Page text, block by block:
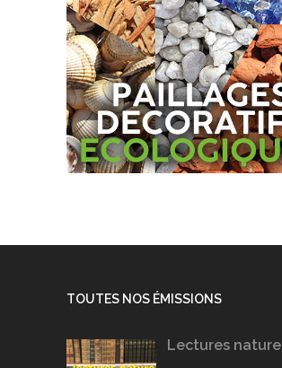
TOUTES NOS ÉMISSIONS
Lectures nature